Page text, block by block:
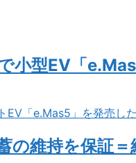
小型EV「
EV「e.Mas5」を発売し
の維持を保証＝